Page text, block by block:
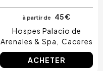
à partir de
45 €
Hospes Palacio de
Arenales & Spa
Caceres
ACHETER